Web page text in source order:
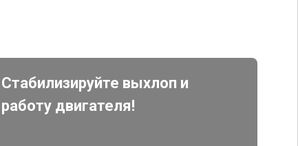
Стабилизируйте выхлоп и
работу двигателя!